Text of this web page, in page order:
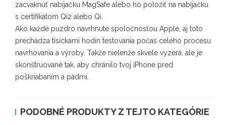
zacvaknúť nabíjačku MagSafe alebo ho položiť na nabíjačku
s certifikátom Qi2 alebo Qi.
Ako každé puzdro navrhnuté spoločnosťou Apple, aj toto
prechádza tisíckami hodín testovania počas celého procesu
navrhovania a výroby. Takže nielenže skvele vyzerá, ale je
skonštruované tak, aby chránilo tvoj iPhone pred
poškriabaním a pádmi.
PODOBNÉ PRODUKTY Z TEJTO KATEGÓRIE